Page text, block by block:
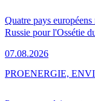
Quatre pays
Russie pour l'Ossétie
07.08.2026
PROENERGIE,